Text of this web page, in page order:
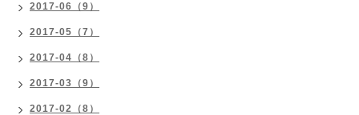
2017-06（9）
2017-05（7）
2017-04（8）
2017-03（9）
2017-02（8）